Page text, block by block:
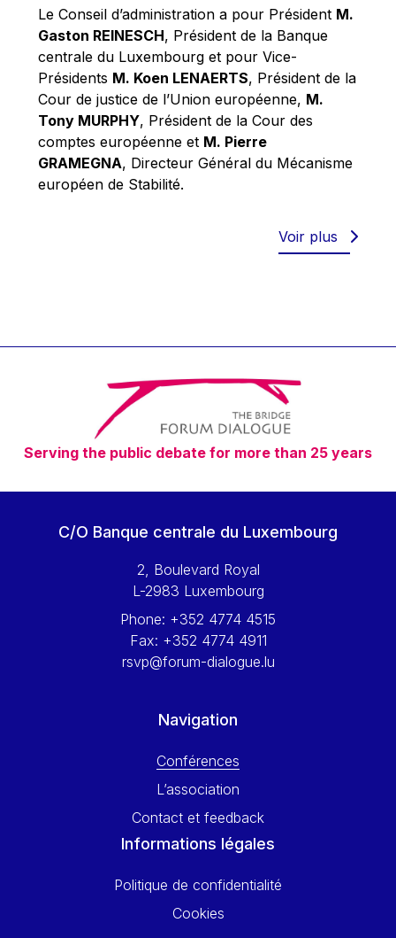
Pat Cox
Patrizia Nanz
Philippe Maystadt
Pierre Gramegna
Richard Pelly
Robert Goebbels
Robert REYNDERS
Timothy Radcliffe
Vaclav Klaus
Vassilios Skouris
Vítor Manuel da Silva Caldeira
Viviane Reding
Walter Hagg
Wolfgang Ketterle
Yossi Beillin
Yves FRANCHET
Le Conseil d’administration a pour Président M.
Gaston REINESCH, Président de la Banque
centrale du Luxembourg et pour Vice-
Présidents M. Koen LENAERTS, Président de la
Cour de justice de l’Union européenne, M.
Tony MURPHY, Président de la Cour des
comptes européenne et M. Pierre
GRAMEGNA, Directeur Général du Mécanisme
européen de Stabilité.
Voir plus
Serving the public debate for more than 25 years
C/O Banque centrale du Luxembourg
2, Boulevard Royal
L-2983 Luxembourg
Phone: +352 4774 4515
Fax: +352 4774 4911
rsvp@forum-dialogue.lu
Navigation
Conférences
L’association
Contact et feedback
Informations légales
Politique de confidentialité
Cookies